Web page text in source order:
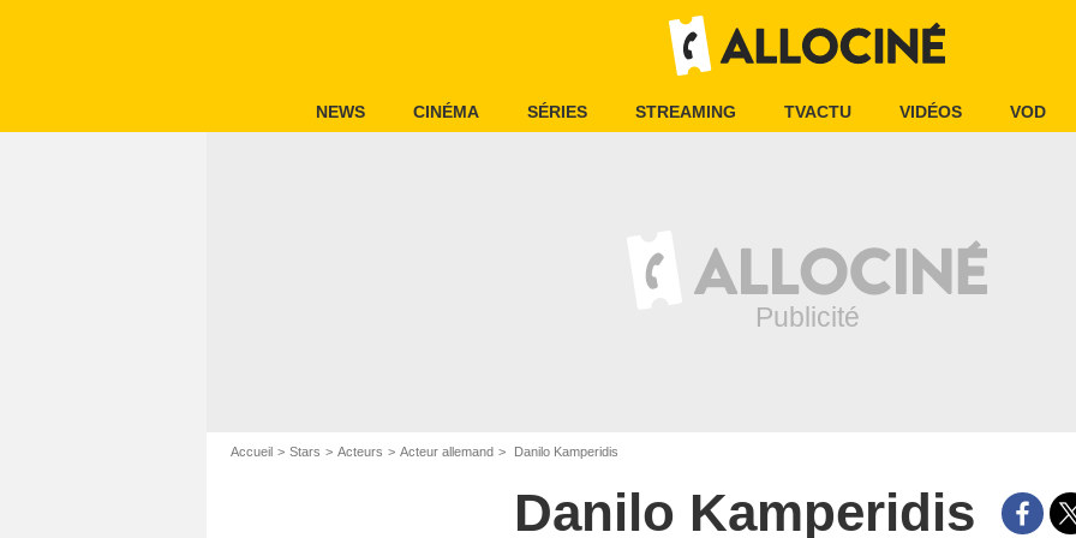
NEWS CINÉMA SÉRIES STREAMING TVACTU VIDÉOS VOD
Accueil Stars Acteurs Acteur allemand Danilo Kamperidis
Danilo Kamperidis